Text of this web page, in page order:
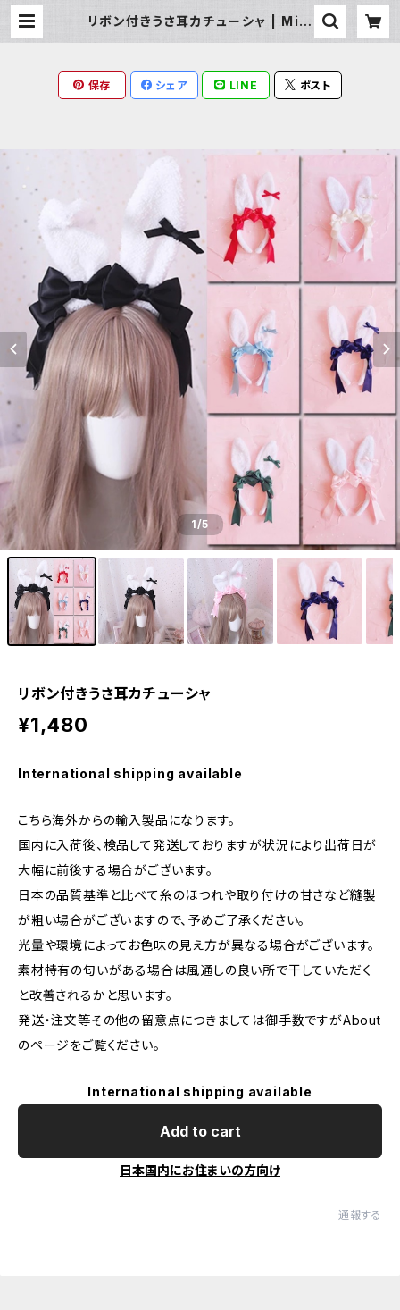
リボン付きうさ耳カチューシャ | Milk
保存 シェア LINE ポスト
1/5
リボン付きうさ耳カチューシャ
¥1,480
International shipping available
こちら海外からの輸入製品になります。
国内に入荷後、検品して発送しておりますが状況により出荷日が
大幅に前後する場合がございます。
日本の品質基準と比べて糸のほつれや取り付けの甘さなど縫製
が粗い場合がございますので、予めご了承ください。
光量や環境によってお色味の見え方が異なる場合がございます。
素材特有の匂いがある場合は風通しの良い所で干していただく
と改善されるかと思います。
発送・注文等その他の留意点につきましては御手数ですがAbout
のページをご覧ください。
International shipping available
Add to cart
日本国内にお住まいの方向け
通報する